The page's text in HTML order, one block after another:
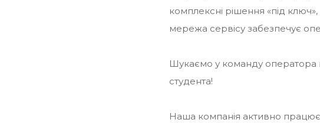
комплексні рішення «під
мережа сервісу забезпечує
Шукаємо у команду оператора
студента!
Наша компанія активно працює